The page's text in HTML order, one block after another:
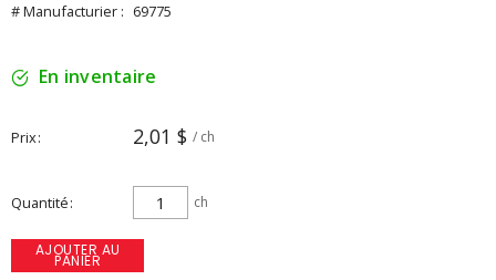
# Manufacturier : 69775
En inventaire
Prix 2,01 $ / ch
Quantité ch
AJOUTER AU
PANIER